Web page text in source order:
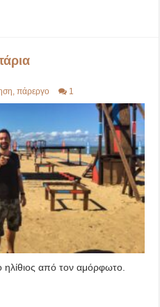
,πάρεργο 1
ηλίθιος από τον αμόρφωτο.